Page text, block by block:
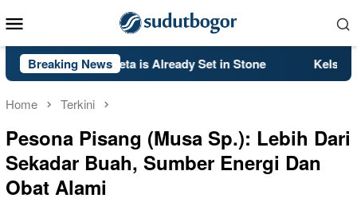
to
Menu
Breaking News
PS5 Meta is Already Set in Stone Kelsey Mitchell’s
Home Terkini
Pesona Pisang (Musa Sp.): Lebih Dari
Sekadar Buah, Sumber Energi Dan
Obat Alami